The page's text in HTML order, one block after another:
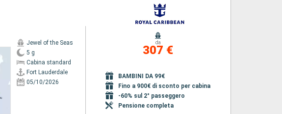
Jewel of the Seas
5 g
Cabina standard
Fort Lauderdale
05/10/2026
da
307 €
BAMBINI DA 99€
Fino a 900€ di sconto per cabina
-60% sul 2° passeggero
Pensione completa